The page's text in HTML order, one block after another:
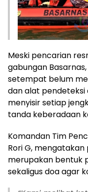
Meski pencarian
gabungan Basarnas,
setempat belum
dan alat pendeteksi
menyisir setiap
tanda keberadaan
Komandan Tim
Rori G,
merupakan bentuk
sekaligus doa agar